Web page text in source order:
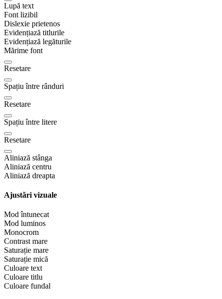
Lupă text
Font lizibil
Dislexie prietenos
Evidențiază titlurile
Evidențiază legăturile
Mărime font
Resetare
Spațiu între rânduri
Resetare
Spațiu între litere
Resetare
Aliniază stânga
Aliniază centru
Aliniază dreapta
Ajustări vizuale
Mod întunecat
Mod luminos
Monocrom
Contrast mare
Saturație mare
Saturație mică
Culoare text
Culoare titlu
Culoare fundal